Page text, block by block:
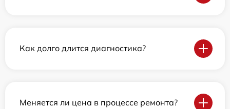
Как долго длится диагностика?
Меняется ли цена в процессе ремонта?